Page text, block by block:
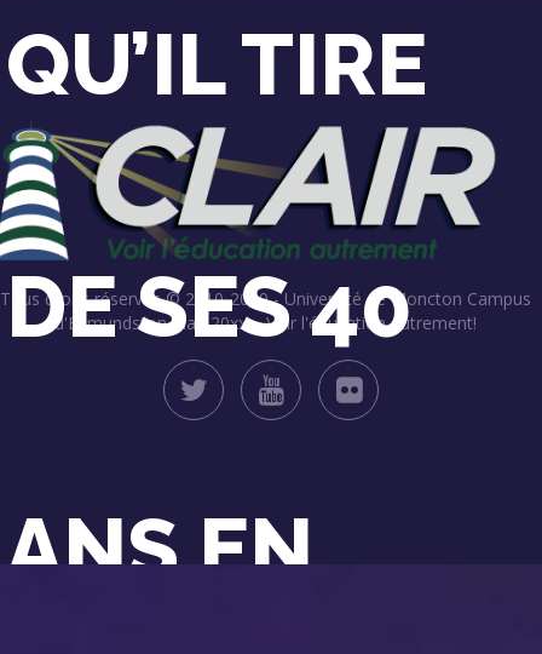
QU’IL TIRE
DE SES 40
ANS EN
Tous droits réservés © 2010-2019 - Université de Moncton Campus
d'EdmundstonClair 20xx – Voir l'éducation autrement!